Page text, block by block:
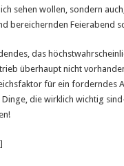
sehen wollen, sondern
bereichernden Feierabend
das
überhaupt nicht
für ein forderndes
Dinge, die wirklich wichtig